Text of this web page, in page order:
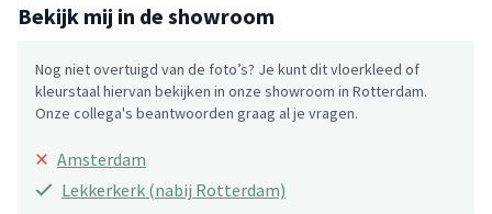
Bekijk mij in de showroom
Nog niet overtuigd van de foto’s? Je kunt dit vloerkleed of
kleurstaal hiervan bekijken in onze showroom in Rotterdam.
Onze collega's beantwoorden graag al je vragen.
× Amsterdam
Lekkerkerk (nabij Rotterdam)